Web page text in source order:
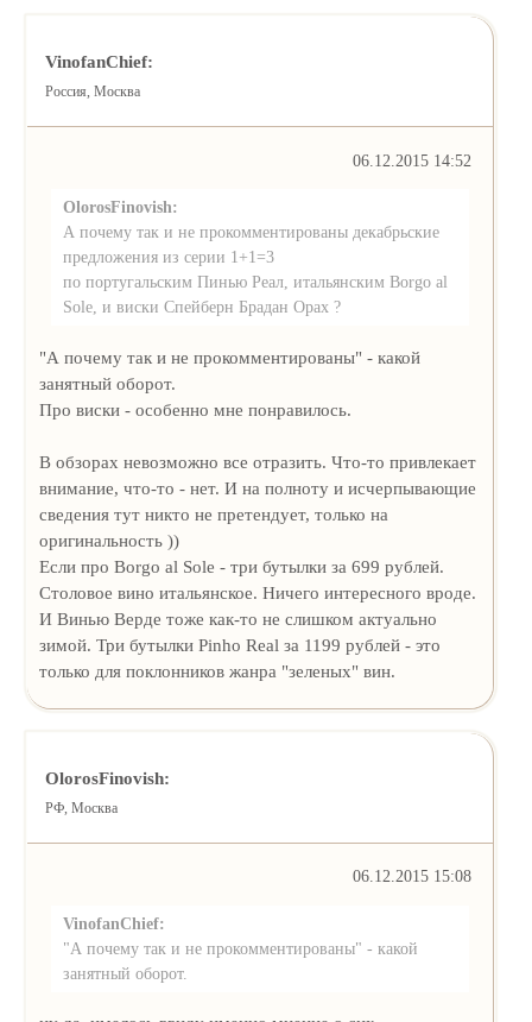
VinofanChief:
Россия, Москва
06.12.2015 14:52
OlorosFinovish:
А почему так и не прокомментированы декабрьские
предложения из серии 1+1=3
по португальским Пинью Реал, итальянским Borgo al
Sole, и виски Спейберн Брадан Орах ?
"А почему так и не прокомментированы" - какой
занятный оборот.
Про виски - особенно мне понравилось.
В обзорах невозможно все отразить. Что-то привлекает
внимание, что-то - нет. И на полноту и исчерпывающие
сведения тут никто не претендует, только на
оригинальность ))
Если про Borgo al Sole - три бутылки за 699 рублей.
Столовое вино итальянское. Ничего интересного вроде.
И Винью Верде тоже как-то не слишком актуально
зимой. Три бутылки Pinho Real за 1199 рублей - это
только для поклонников жанра "зеленых" вин.
OlorosFinovish:
РФ, Москва
06.12.2015 15:08
VinofanChief:
"А почему так и не прокомментированы" - какой
занятный оборот.